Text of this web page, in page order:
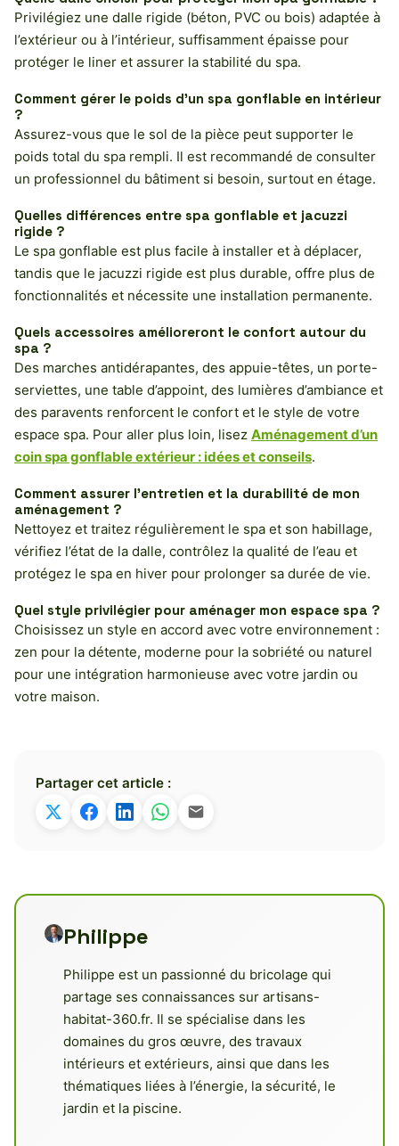
Privilégiez une dalle rigide (béton, PVC ou bois) adaptée à
l’extérieur ou à l’intérieur, suffisamment épaisse pour
protéger le liner et assurer la stabilité du spa.
Comment gérer le poids d’un spa gonflable en intérieur
?
Assurez-vous que le sol de la pièce peut supporter le
poids total du spa rempli. Il est recommandé de consulter
un professionnel du bâtiment si besoin, surtout en étage.
Quelles différences entre spa gonflable et jacuzzi
rigide ?
Le spa gonflable est plus facile à installer et à déplacer,
tandis que le jacuzzi rigide est plus durable, offre plus de
fonctionnalités et nécessite une installation permanente.
Quels accessoires amélioreront le confort autour du
spa ?
Des marches antidérapantes, des appuie-têtes, un porte-
serviettes, une table d’appoint, des lumières d’ambiance et
des paravents renforcent le confort et le style de votre
espace spa. Pour aller plus loin, lisez Aménagement d’un
coin spa gonflable extérieur : idées et conseils.
Comment assurer l’entretien et la durabilité de mon
aménagement ?
Nettoyez et traitez régulièrement le spa et son habillage,
vérifiez l’état de la dalle, contrôlez la qualité de l’eau et
protégez le spa en hiver pour prolonger sa durée de vie.
Quel style privilégier pour aménager mon espace spa ?
Choisissez un style en accord avec votre environnement :
zen pour la détente, moderne pour la sobriété ou naturel
pour une intégration harmonieuse avec votre jardin ou
votre maison.
Partager cet article :
Philippe
Philippe est un passionné du bricolage qui
partage ses connaissances sur artisans-
habitat-360.fr. Il se spécialise dans les
domaines du gros œuvre, des travaux
intérieurs et extérieurs, ainsi que dans les
thématiques liées à l’énergie, la sécurité, le
jardin et la piscine.